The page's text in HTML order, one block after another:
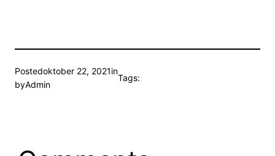
Postedoktober 22, 2021in
byAdmin
Tags: